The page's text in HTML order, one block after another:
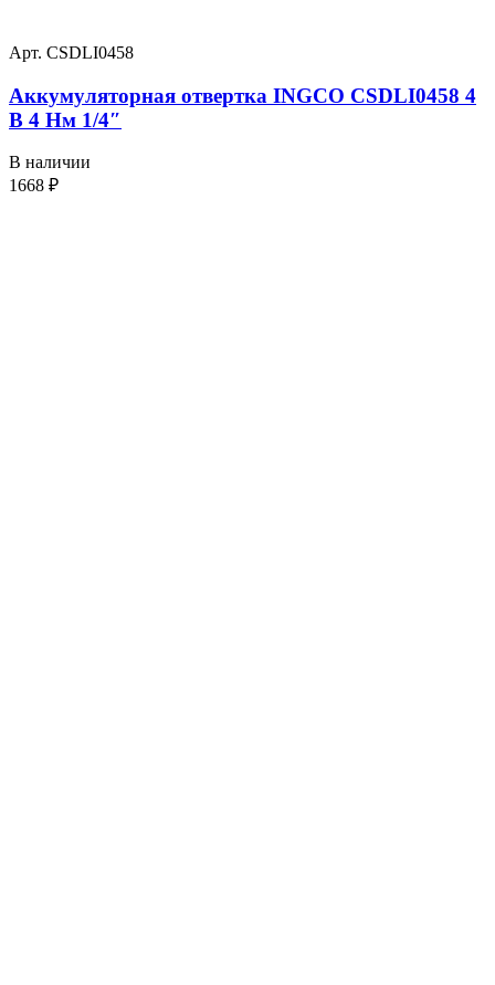
Арт. CSDLI0458
Аккумуляторная отвертка INGCO CSDLI0458 4
В 4 Нм 1/4″
В наличии
1668 ₽